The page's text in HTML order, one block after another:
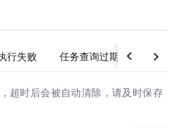
行失败 任务查询过期
超时后会被自动清除，请及时保存